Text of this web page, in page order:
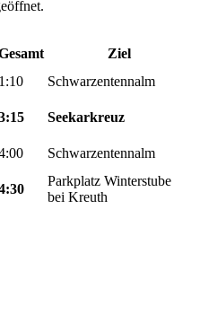
Ziel
1:10
Schwarzentennalm
Seekarkreuz
Schwarzentennalm
Parkplatz Winterstube
bei Kreuth